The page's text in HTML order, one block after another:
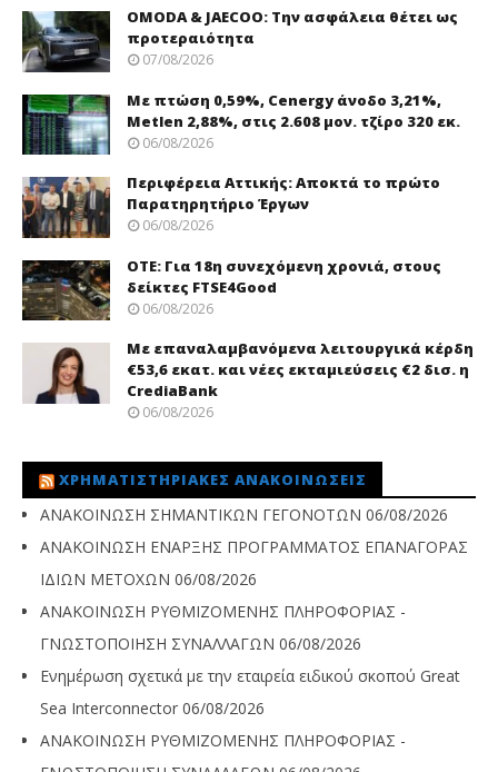
OMODA & JAECOO: Την ασφάλεια θέτει ως
προτεραιότητα
07/08/2026
Με πτώση 0,59%, Cenergy άνοδο 3,21%,
Metlen 2,88%, στις 2.608 μον. τζίρο 320 εκ.
06/08/2026
Περιφέρεια Αττικής: Αποκτά το πρώτο
Παρατηρητήριο Έργων
06/08/2026
ΟΤΕ: Για 18η συνεχόμενη χρονιά, στους
δείκτες FTSE4Good
06/08/2026
Με επαναλαμβανόμενα λειτουργικά κέρδη
€53,6 εκατ. και νέες εκταμιεύσεις €2 δισ. η
CrediaBank
06/08/2026
ΧΡΗΜΑΤΙΣΤΗΡΙΑΚΈΣ ΑΝΑΚΟΙΝΏΣΕΙΣ
ΑΝΑΚΟΙΝΩΣΗ ΣΗΜΑΝΤΙΚΩΝ ΓΕΓΟΝΟΤΩΝ 06/08/2026
ΑΝΑΚΟΙΝΩΣΗ ΕΝΑΡΞΗΣ ΠΡΟΓΡΑΜΜΑΤΟΣ ΕΠΑΝΑΓΟΡΑΣ
ΙΔΙΩΝ ΜΕΤΟΧΩΝ 06/08/2026
ΑΝΑΚΟΙΝΩΣΗ ΡΥΘΜΙΖΟΜΕΝΗΣ ΠΛΗΡΟΦΟΡΙΑΣ -
ΓΝΩΣΤΟΠΟΙΗΣΗ ΣΥΝΑΛΛΑΓΩΝ 06/08/2026
Ενημέρωση σχετικά με την εταιρεία ειδικού σκοπού Great
Sea Interconnector 06/08/2026
ΑΝΑΚΟΙΝΩΣΗ ΡΥΘΜΙΖΟΜΕΝΗΣ ΠΛΗΡΟΦΟΡΙΑΣ -